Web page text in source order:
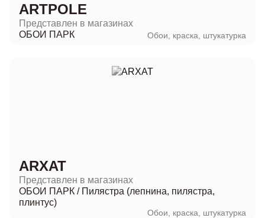
ARTPOLE
Представлен в магазинах
ОБОИ ПАРК
Обои, краска, штукатурка
ARXAT
Представлен в магазинах
ОБОИ ПАРК / Пилястра (лепнина, пилястра,
плинтус)
Обои, краска, штукатурка